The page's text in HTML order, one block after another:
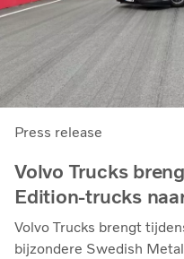
Press release
Volvo Trucks
Edition-trucks
Volvo Trucks brengt
bijzondere Swedish